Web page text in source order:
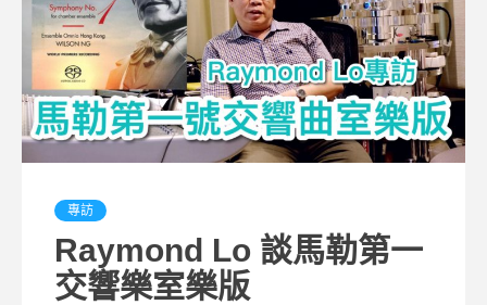
專訪
Raymond Lo 談馬勒第一
交響樂室樂版